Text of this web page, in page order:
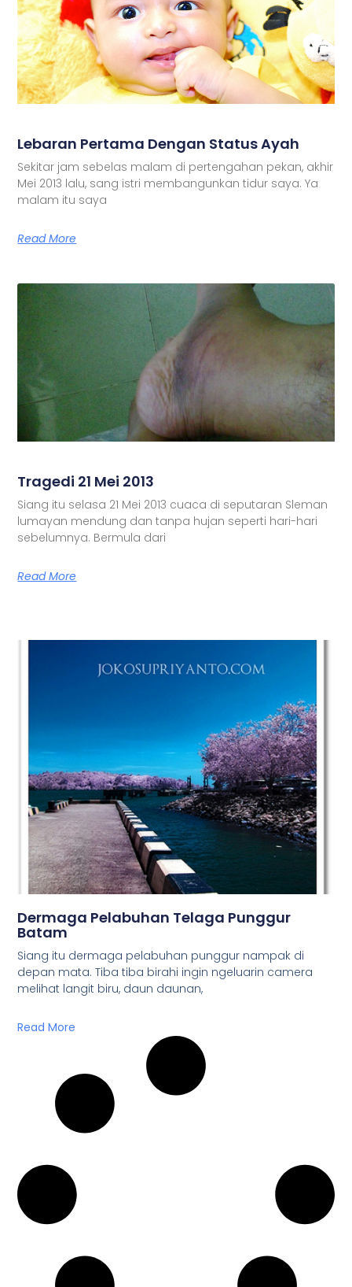
Lebaran Pertama Dengan Status Ayah
Sekitar jam sebelas malam di pertengahan pekan, akhir
Mei 2013 lalu, sang istri membangunkan tidur saya. Ya
malam itu saya
Read More
Tragedi 21 Mei 2013
Siang itu selasa 21 Mei 2013 cuaca di seputaran Sleman
lumayan mendung dan tanpa hujan seperti hari-hari
sebelumnya. Bermula dari
Read More
Dermaga Pelabuhan Telaga Punggur
Batam
Siang itu dermaga pelabuhan punggur nampak di
depan mata. Tiba tiba birahi ingin ngeluarin camera
melihat langit biru, daun daunan,
Read More